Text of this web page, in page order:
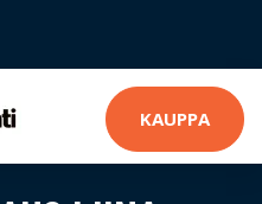
KAUPPA